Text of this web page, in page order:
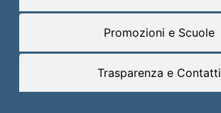
Promozioni e Scuole
Trasparenza e Contatti